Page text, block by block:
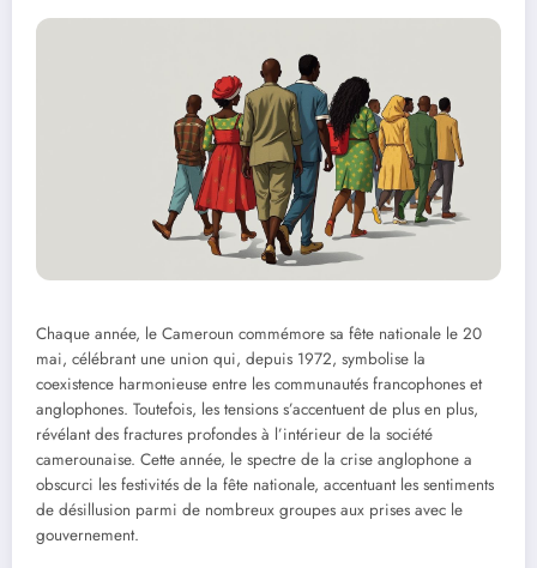
Chaque année, le Cameroun commémore sa fête nationale le 20
mai, célébrant une union qui, depuis 1972, symbolise la
coexistence harmonieuse entre les communautés francophones et
anglophones. Toutefois, les tensions s’accentuent de plus en plus,
révélant des fractures profondes à l’intérieur de la société
camerounaise. Cette année, le spectre de la crise anglophone a
obscurci les festivités de la fête nationale, accentuant les sentiments
de désillusion parmi de nombreux groupes aux prises avec le
gouvernement.